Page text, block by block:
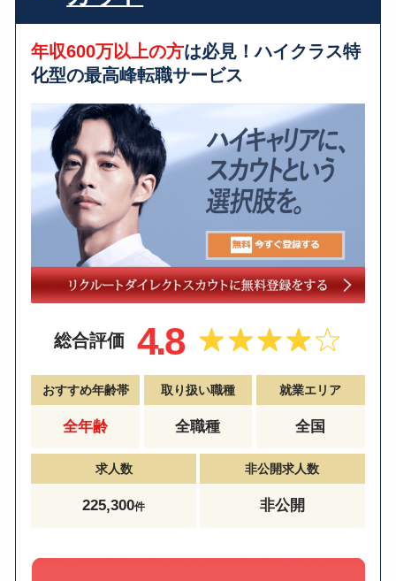
年収600万以上の方は必見！ハイクラス特
化型の最高峰転職サービス
総合評価 4.8
おすすめ年齢帯
全年齢
取り扱い職種
全職種
就業エリア
全国
求人数
225,300件
非公開求人数
非公開